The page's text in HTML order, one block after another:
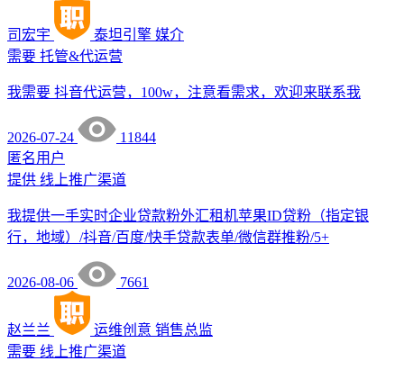
司宏宇 泰坦引擎 媒介
需要 托管&代运营
我需要 抖音代运营，100w，注意看需求，欢迎来联系我
2026-07-24
11844
匿名用户
提供 线上推广渠道
我提供一手实时企业贷款粉外汇租机苹果ID贷粉（指定银
行，地域）/抖音/百度/快手贷款表单/微信群推粉/5+
2026-08-06 7661
赵兰兰 运维创意 销售总监
需要 线上推广渠道